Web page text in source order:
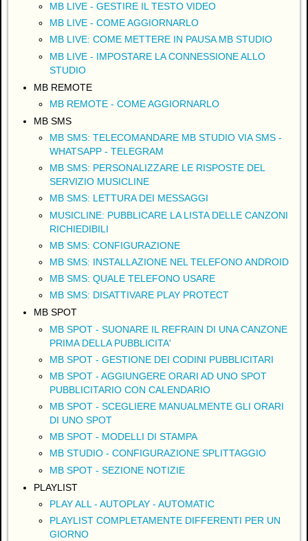
MB LIVE - GESTIRE IL TESTO VIDEO
MB LIVE - COME AGGIORNARLO
MB LIVE: COME METTERE IN PAUSA MB STUDIO
MB LIVE - IMPOSTARE LA CONNESSIONE ALLO
STUDIO
MB REMOTE
MB REMOTE - COME AGGIORNARLO
MB SMS
MB SMS: TELECOMANDARE MB STUDIO VIA SMS -
WHATSAPP - TELEGRAM
MB SMS: PERSONALIZZARE LE RISPOSTE DEL
SERVIZIO MUSICLINE
MB SMS: LETTURA DEI MESSAGGI
MUSICLINE: PUBBLICARE LA LISTA DELLE CANZONI
RICHIEDIBILI
MB SMS: CONFIGURAZIONE
MB SMS: INSTALLAZIONE NEL TELEFONO ANDROID
MB SMS: QUALE TELEFONO USARE
MB SMS: DISATTIVARE PLAY PROTECT
MB SPOT
MB SPOT - SUONARE IL REFRAIN DI UNA CANZONE
PRIMA DELLA PUBBLICITA'
MB SPOT - GESTIONE DEI CODINI PUBBLICITARI
MB SPOT - AGGIUNGERE ORARI AD UNO SPOT
PUBBLICITARIO CON CALENDARIO
MB SPOT - SCEGLIERE MANUALMENTE GLI ORARI
DI UNO SPOT
MB SPOT - MODELLI DI STAMPA
MB STUDIO - CONFIGURAZIONE SPLITTAGGIO
MB SPOT - SEZIONE NOTIZIE
PLAYLIST
PLAY ALL - AUTOPLAY - AUTOMATIC
PLAYLIST COMPLETAMENTE DIFFERENTI PER UN
GIORNO